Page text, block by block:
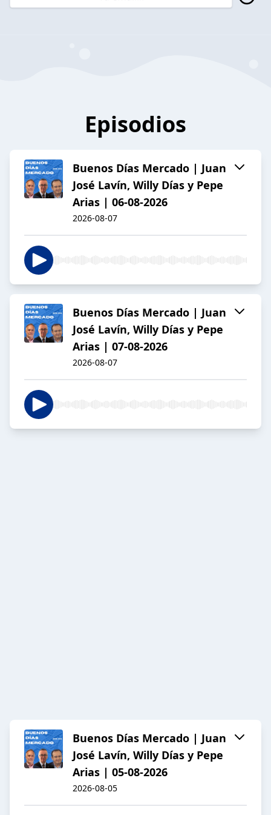
Episodios
Buenos Días Mercado | Juan
José Lavín, Willy Días y Pepe
Arias | 06-08-2026
2026-08-07
Buenos Días Mercado | Juan
José Lavín, Willy Días y Pepe
Arias | 07-08-2026
2026-08-07
Buenos Días Mercado | Juan
José Lavín, Willy Días y Pepe
Arias | 05-08-2026
2026-08-05